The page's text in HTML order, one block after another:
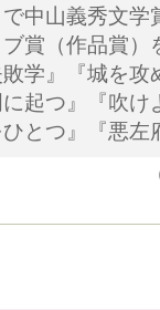
で中山義秀文
賞（作品賞）
学』『城を
起つ』『吹
とつ』『悪左